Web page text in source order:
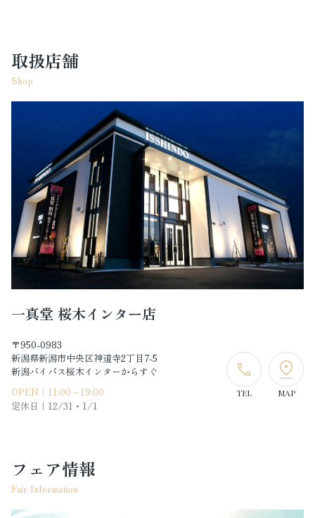
取扱店舗
Shop
一真堂 桜木インター店
〒950-0983
新潟県新潟市中央区神道寺2丁目7-5
新潟バイパス桜木インターからすぐ
OPEN｜11:00～19:00
定休日｜ 12/31・1/1
TEL MAP
フェア情報
Fair Information